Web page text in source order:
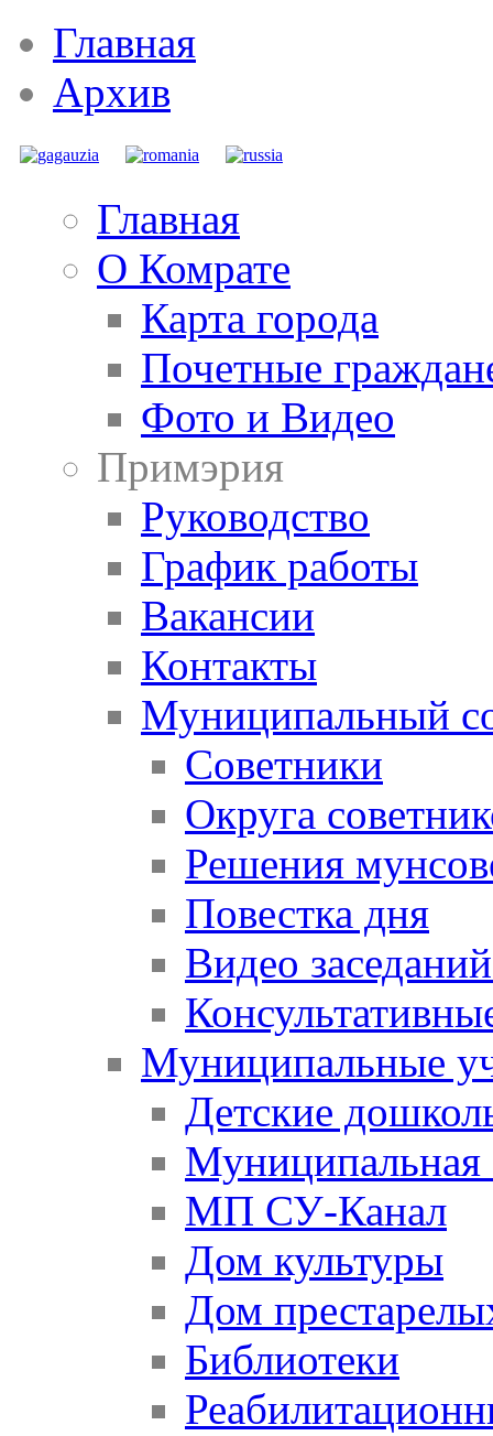
Главная
Архив
Главная
О Комрате
Карта города
Почетные
Фото и Видео
Примэрия
Руководство
График работы
Вакансии
Контакты
Муниципальный
Советники
Округа
Решения
Повестка дня
Видео
Муниципальные
Детские
Муниципальная
МП СУ-Канал
Дом культуры
Дом
Библиотеки